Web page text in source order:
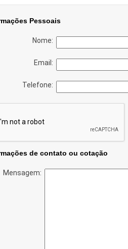
Pessoais
Nome:
Email:
Telefone:
de contato ou cotação
Mensagem: